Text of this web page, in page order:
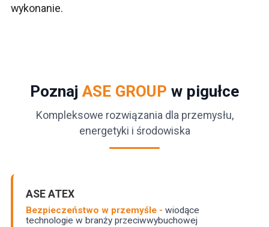
wykonanie.
PoznajASE GROUP w pigułce
Kompleksowe rozwiązania dla przemysłu,
energetyki i środowiska
ASE ATEX
Bezpieczeństwo w przemyśle - wiodące
technologie w branży przeciwwybuchowej